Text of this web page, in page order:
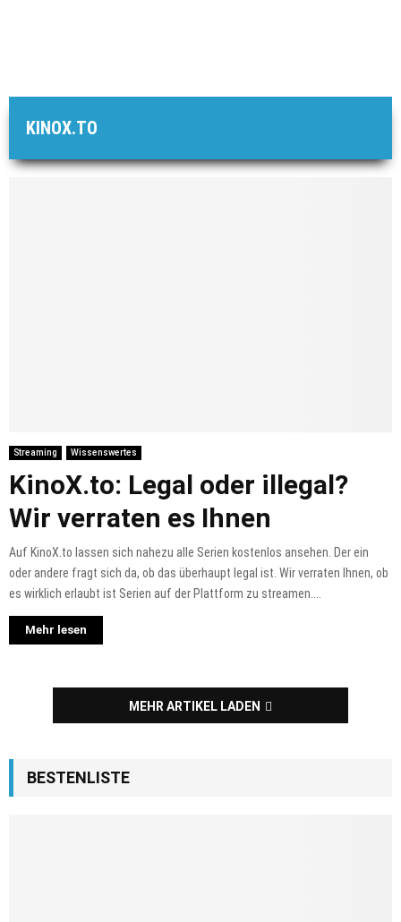
KINOX.TO
Streaming Wissenswertes
KinoX.to: Legal oder illegal?
Wir verraten es Ihnen
Auf KinoX.to lassen sich nahezu alle Serien kostenlos ansehen. Der ein
oder andere fragt sich da, ob das überhaupt legal ist. Wir verraten Ihnen, ob
es wirklich erlaubt ist Serien auf der Plattform zu streamen....
Mehr lesen
MEHR ARTIKEL LADEN
BESTENLISTE